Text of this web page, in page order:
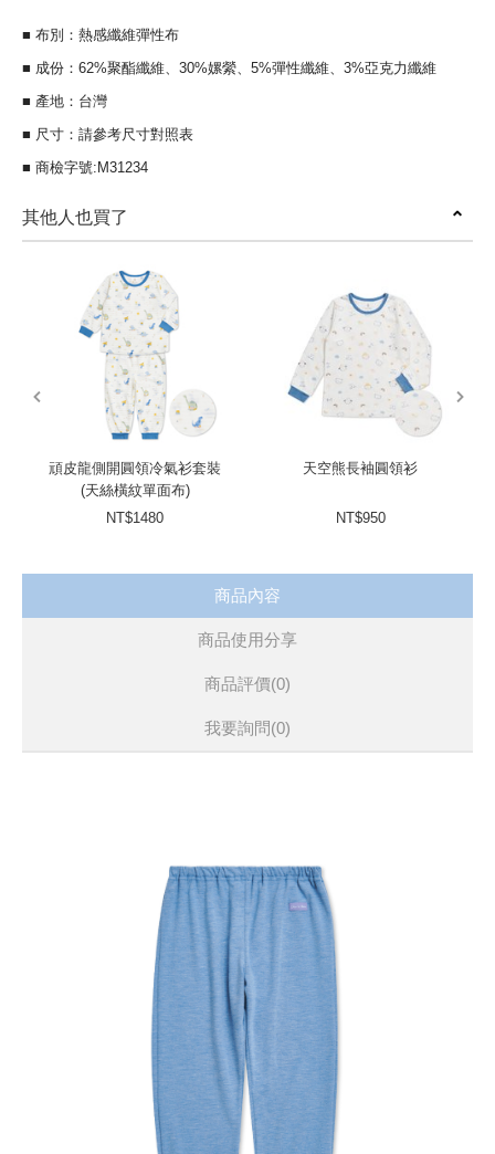
■ 布別：熱感纖維彈性布
■ 成份：62%聚酯纖維、30%嫘縈、5%彈性纖維、3%亞克力纖維
■ 產地：台灣
■ 尺寸：請參考尺寸對照表
■ 商檢字號:M31234
其他人也買了
頑皮龍側開圓領冷氣衫套裝
(天絲橫紋單面布)
NT$1480
天空熊長袖圓領衫
NT$950
商品內容
商品使用分享
商品評價(0)
我要詢問(0)